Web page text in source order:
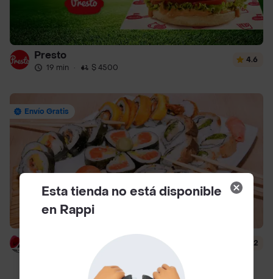
Presto
19 min · $ 4500
4.6
Envío Gratis
$ 6500
4.2
Esta tienda no está disponible
en Rappi